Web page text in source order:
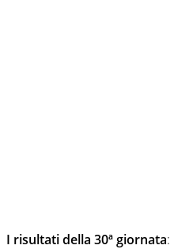
I risultati della 30ª giornata: